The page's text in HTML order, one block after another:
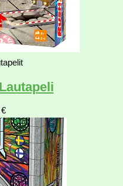
€